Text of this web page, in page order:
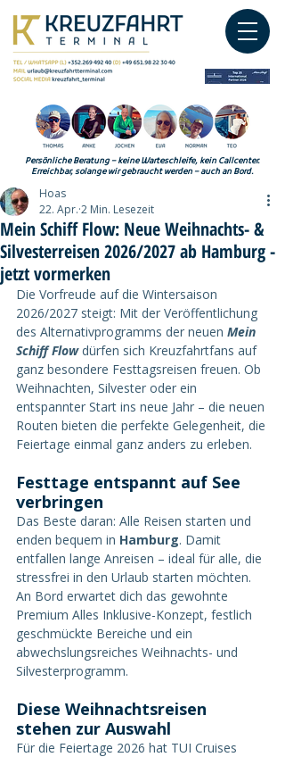
Persönliche Beratung – keine Warteschleife, kein Callcenter.
Erreichbar, solange wir gebraucht werden – auch an Bord.
Mein Schiff Flow: Neue Weihnachts- &
Silvesterreisen 2026/2027 ab Hamburg -
jetzt vormerken
Hoas
22. Apr. 2 Min. Lesezeit
Die Vorfreude auf die Wintersaison
2026/2027 steigt: Mit der Veröffentlichung
des Alternativprogramms der neuen Mein
Schiff Flow dürfen sich Kreuzfahrtfans auf
ganz besondere Festtagsreisen freuen. Ob
Weihnachten, Silvester oder ein
entspannter Start ins neue Jahr – die neuen
Routen bieten die perfekte Gelegenheit, die
Feiertage einmal ganz anders zu erleben.
Festtage entspannt auf See
verbringen
Das Beste daran: Alle Reisen starten und
enden bequem in Hamburg. Damit
entfallen lange Anreisen – ideal für alle, die
stressfrei in den Urlaub starten möchten.
An Bord erwartet dich das gewohnte
Premium Alles Inklusive-Konzept, festlich
geschmückte Bereiche und ein
abwechslungsreiches Weihnachts- und
Silvesterprogramm.
Diese Weihnachtsreisen
stehen zur Auswahl
Für die Feiertage 2026 hat TUI Cruises